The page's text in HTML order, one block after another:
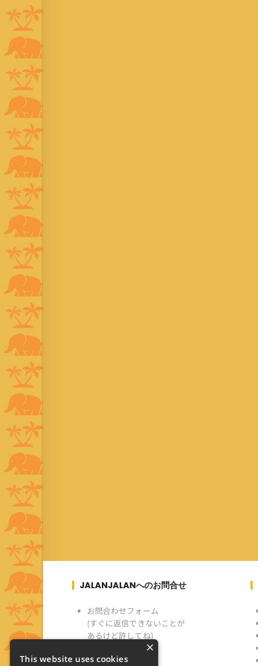
JALANJALANへのお問合せ
お問合わせフォーム
(すぐに返信できないことが
あるけど許してね)
×
This website uses cookies